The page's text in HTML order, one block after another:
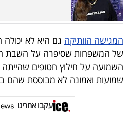
עקבו
המגישה הוותיקה גם היא לא
של המשפחות שסיפרה על השבת
השמועה על חילוץ חטופים שהייתה
שמועות ואמונה לא מבוססת שהם
עקבו אחרינו